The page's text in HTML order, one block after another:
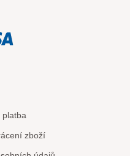
platba
zboží